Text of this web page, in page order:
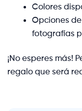
Colores
Opciones
fotografías
¡No esperes más!
regalo que será